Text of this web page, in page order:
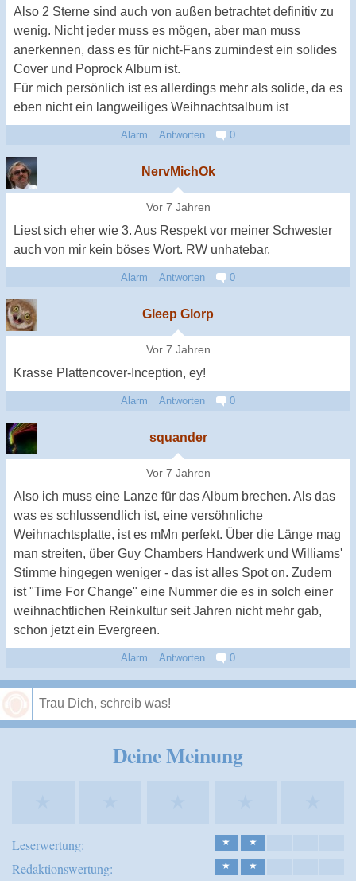
Also 2 Sterne sind auch von außen betrachtet definitiv zu
wenig. Nicht jeder muss es mögen, aber man muss
anerkennen, dass es für nicht-Fans zumindest ein solides
Cover und Poprock Album ist.
Für mich persönlich ist es allerdings mehr als solide, da es
eben nicht ein langweiliges Weihnachtsalbum ist
Alarm Antworten 0
NervMichOk
Vor 7 Jahren
Liest sich eher wie 3. Aus Respekt vor meiner Schwester
auch von mir kein böses Wort. RW unhatebar.
Alarm Antworten 0
Gleep Glorp
Vor 7 Jahren
Krasse Plattencover-Inception, ey!
Alarm Antworten 0
squander
Vor 7 Jahren
Also ich muss eine Lanze für das Album brechen. Als das
was es schlussendlich ist, eine versöhnliche
Weihnachtsplatte, ist es mMn perfekt. Über die Länge mag
man streiten, über Guy Chambers Handwerk und Williams'
Stimme hingegen weniger - das ist alles Spot on. Zudem
ist "Time For Change" eine Nummer die es in solch einer
weihnachtlichen Reinkultur seit Jahren nicht mehr gab,
schon jetzt ein Evergreen.
Alarm Antworten 0
Deine Meinung
Leserwertung: ★ ★
Redaktionswertung: ★ ★